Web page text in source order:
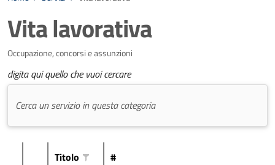
Vita lavorativa
Occupazione, concorsi e assunzioni
digita qui quello che vuoi cercare
Titolo #